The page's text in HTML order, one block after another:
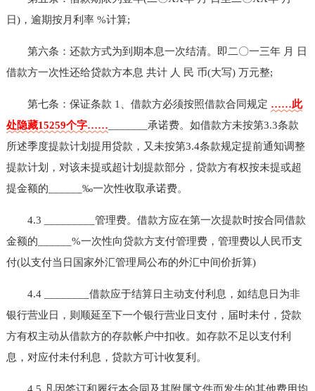
日)，逾期按月利率 %计算;
第六条：还款方式为到期本息一次结清。即二〇一三年 月 日
借款方一次性还给贷款方本息 共计 人 民 币(大写) 万元整;
第七条：保证条款 1、借款方必须按照借款合同规定 ……此
处隐藏15259个字…… _______承诺费。如借款方未按第3.3条款
所述季度提款计划提用贷款，又未按第3.4条款规定提前通知调整
提款计划，对该未提或超计划提款部分，贷款方有权按未提或超
提金额的______‰一次性收取承诺费。
4.3 _________管理费。借款方应在第一次提款时按合同借款
金额的______%一次性向贷款方支付管理费，管理费以人民币支
付(以支付当日国家外汇管理局公布的外汇中间价折算)
4.4 ________借款应于结算日主动支付利息，如结息日为非
银行营业日，则顺延至下一个银行营业日支付，届时未付，贷款
方有权主动从借款方的存款帐户中扣收。如存款不足以支付利
息，对应付未付利息，贷款方可计收复利。
4.5 凡因签订和履行本合同及其附属文件而发生的其他费用均